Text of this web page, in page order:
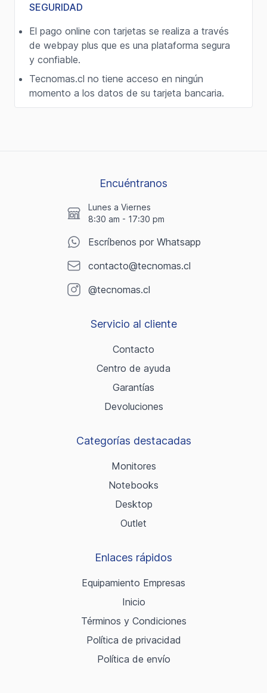
SEGURIDAD
El pago online con tarjetas se realiza a través
de webpay plus que es una plataforma segura
y confiable.
Tecnomas.cl no tiene acceso en ningún
momento a los datos de su tarjeta bancaria.
Encuéntranos
Lunes a Viernes
8:30 am - 17:30 pm
Escríbenos por Whatsapp
contacto@tecnomas.cl
@tecnomas.cl
Servicio al cliente
Contacto
Centro de ayuda
Garantías
Devoluciones
Categorías destacadas
Monitores
Notebooks
Desktop
Outlet
Enlaces rápidos
Equipamiento Empresas
Inicio
Términos y Condiciones
Política de privacidad
Política de envío